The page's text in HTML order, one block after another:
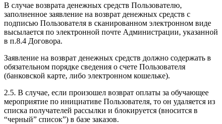
В случае возврата денежных средств Пользователю,
заполненное заявление на возврат денежных средств с
подписью Пользователя в сканированном электронном виде
высылается по электронной почте Администрации, указанной
в п.8.4 Договора.
Заявление на возврат денежных средств должно содержать в
обязательном порядке сведения о счете Пользователя
(банковской карте, либо электронном кошельке).
2.5. В случае, если произошел возврат оплаты за обучающее
мероприятие по инициативе Пользователя, то он удаляется из
списка получателей рассылки и блокируется (вносится в
“черный” список”) в базе заказов.